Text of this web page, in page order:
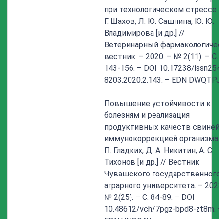
при технологическом стрессе
Г. Шахов, Л. Ю. Сашнина, Ю. Ю.
Владимирова [и др.] //
Ветеринарный
вестник. – 2020. – № 2(11). – С.
143-156. – DOI 10.17238/
8203.2020.2.143. – EDN
Повышение устойчивости к
болезням и реализация
продуктивных качеств свиней
иммунокоррекцией
П. Гладких, Д. А. Никитин, А. С.
Тихонов [и др.] // Вестник
Чувашского
аграрного университета. –
№ 2(25). – С. 84-89. – DOI
10.48612/vch/7pgz-bpd8-zt8m.